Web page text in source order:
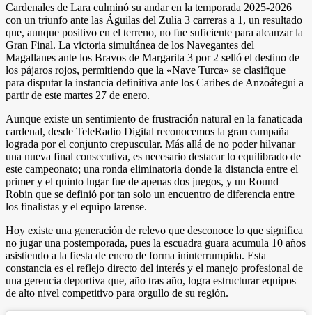
Cardenales de Lara culminó su andar en la temporada 2025-2026
con un triunfo ante las Águilas del Zulia 3 carreras a 1, un resultado
que, aunque positivo en el terreno, no fue suficiente para alcanzar la
Gran Final. La victoria simultánea de los Navegantes del
Magallanes ante los Bravos de Margarita 3 por 2 selló el destino de
los pájaros rojos, permitiendo que la «Nave Turca» se clasifique
para disputar la instancia definitiva ante los Caribes de Anzoátegui a
partir de este martes 27 de enero.
Aunque existe un sentimiento de frustración natural en la fanaticada
cardenal, desde TeleRadio Digital reconocemos la gran campaña
lograda por el conjunto crepuscular. Más allá de no poder hilvanar
una nueva final consecutiva, es necesario destacar lo equilibrado de
este campeonato; una ronda eliminatoria donde la distancia entre el
primer y el quinto lugar fue de apenas dos juegos, y un Round
Robin que se definió por tan solo un encuentro de diferencia entre
los finalistas y el equipo larense.
Hoy existe una generación de relevo que desconoce lo que significa
no jugar una postemporada, pues la escuadra guara acumula 10 años
asistiendo a la fiesta de enero de forma ininterrumpida. Esta
constancia es el reflejo directo del interés y el manejo profesional de
una gerencia deportiva que, año tras año, logra estructurar equipos
de alto nivel competitivo para orgullo de su región.